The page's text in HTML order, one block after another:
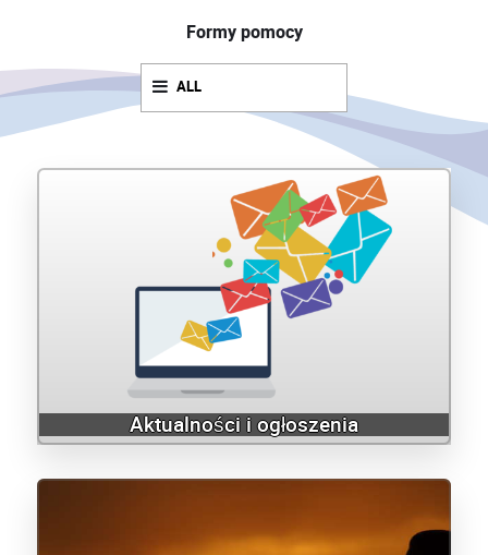
Formy pomocy
ALL
Aktualności i ogłoszenia